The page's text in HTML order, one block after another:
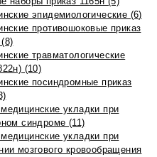
эпидемиологические (6)
противошоковые приказ
травматологические
(10)
посиндромные приказ
укладки при
синдроме (11)
укладки при
мозгового кровообращения